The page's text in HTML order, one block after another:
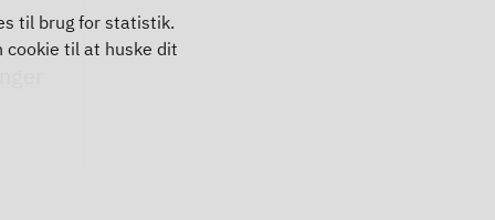
til brug for statistik.
cookie til at huske dit